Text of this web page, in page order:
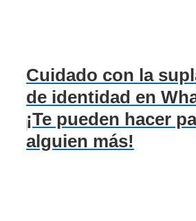
Cuidado con la
de identidad en
¡Te pueden hacer
alguien más!